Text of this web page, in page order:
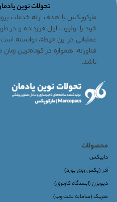
تحولات نوین
مارکوپکس با هدف ارائه خدمات
عملیاتی در این حیطه، توانسته است
فناورانه، همواره در کوتاه‌ترین
باشد.
محصولات
دایپکس
آذر (پکس روی بورد)
دیویژن (ایستگاه کاربری)
متریک (سامانه تحت وب)